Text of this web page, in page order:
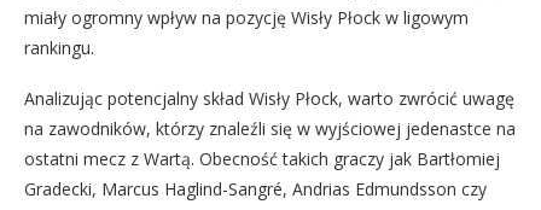
miały ogromny wpływ na pozycję Wisły Płock w ligowym
rankingu.
Analizując potencjalny skład Wisły Płock, warto zwrócić uwagę
na zawodników, którzy znaleźli się w wyjściowej jedenastce na
ostatni mecz z Wartą. Obecność takich graczy jak Bartłomiej
Gradecki, Marcus Haglind-Sangré, Andrias Edmundsson czy